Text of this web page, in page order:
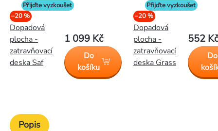
Přijďte vyzkoušet
–20 %
Dopadová
plocha -
zatravňovací
deska Saf
1 099 Kč
Do
košíku
Přijďte vyzkoušet
–20 %
Dopadová
plocha -
zatravňovací
deska Grass
552 Kč
Do
Popis